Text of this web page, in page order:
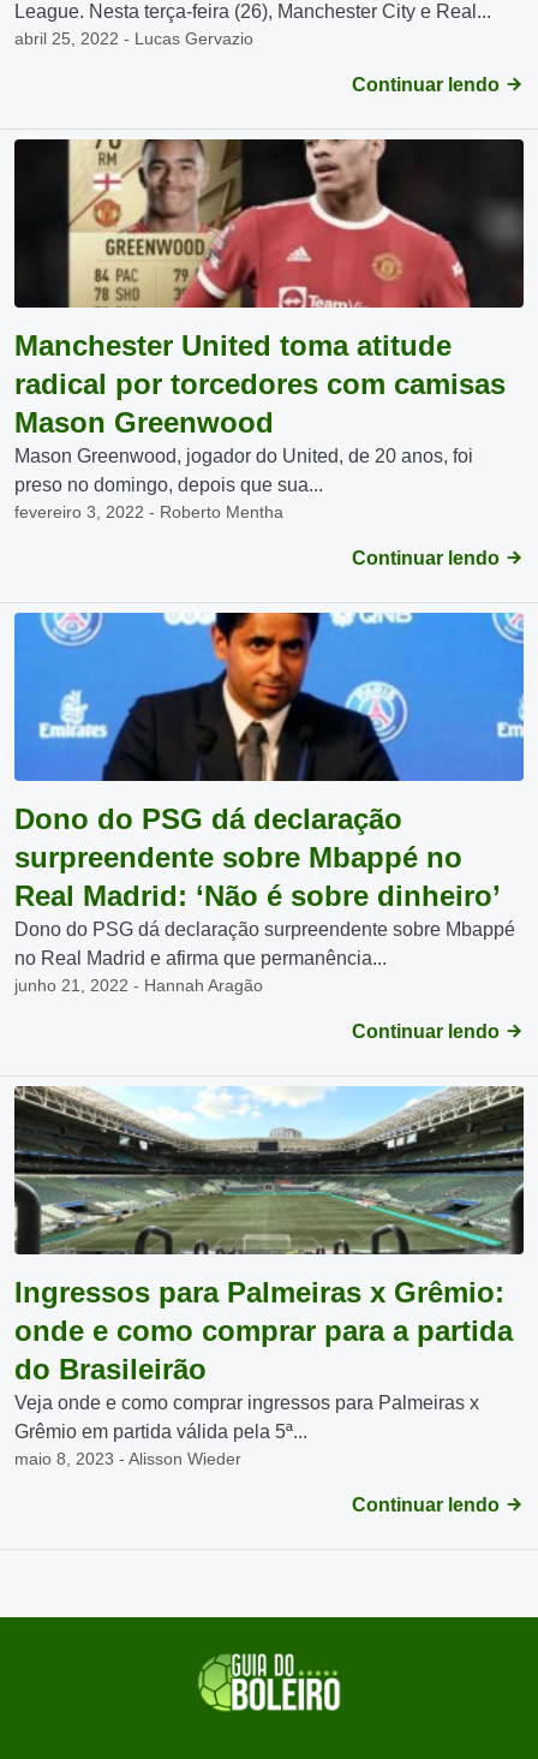
League. Nesta terça-feira (26), Manchester City e Real...
abril 25, 2022 - Lucas Gervazio
Continuar lendo
Manchester United toma atitude
radical por torcedores com camisas
Mason Greenwood
Mason Greenwood, jogador do United, de 20 anos, foi
preso no domingo, depois que sua...
fevereiro 3, 2022 - Roberto Mentha
Continuar lendo
Dono do PSG dá declaração
surpreendente sobre Mbappé no
Real Madrid: ‘Não é sobre dinheiro’
Dono do PSG dá declaração surpreendente sobre Mbappé
no Real Madrid e afirma que permanência...
junho 21, 2022 - Hannah Aragão
Continuar lendo
Ingressos para Palmeiras x Grêmio:
onde e como comprar para a partida
do Brasileirão
Veja onde e como comprar ingressos para Palmeiras x
Grêmio em partida válida pela 5ª...
maio 8, 2023 - Alisson Wieder
Continuar lendo